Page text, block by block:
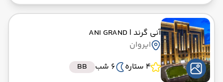
آنی گرند | ANI GRAND
ایروان
4 ستاره
6 شب BB